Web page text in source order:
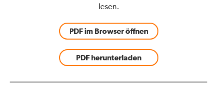
lesen.
PDF im Browser öffnen
PDF herunterladen